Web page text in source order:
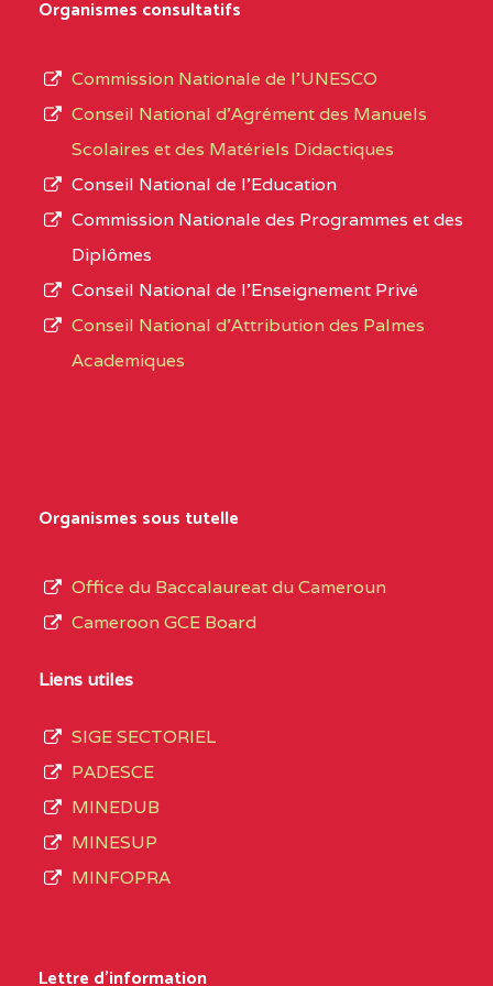
PROFESSIONNEL
(CEGEP) STE FOI BP
:4740 YAOUNDE
CENTRE
COLLEGE PANAFRICAIN
DE L'EXCELLENCE BP
CENTRE
COLLEGE PRIVE
CENTRE
COLLEGE PRIVE LAIC
SAINT MICHEL
CENTRE
CENTRE
type
L’offre
d’éducation
de
du
de
septembre
2020
compte
3408
Organismes consultatifs
Commission Nationale de l’UNESCO
Conseil National d’Agrément des Manuels
Scolaires et des Matériels Didactiques
Conseil National de l’Education
Commission Nationale des Programmes et des
Diplômes
Conseil National de l’Enseignement Privé
Conseil National d'Attribution des Palmes
Academiques
Organismes sous tutelle
Office du Baccalaureat du Cameroun
Cameroon GCE Board
Liens utiles
SIGE SECTORIEL
PADESCE
MINEDUB
MINESUP
MINFOPRA
Lettre d'information